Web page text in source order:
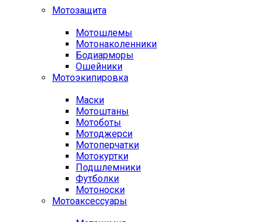
Мотозащита
Мотошлемы
Мотонаколенники
Бодиарморы
Ошейники
Мотоэкипировка
Маски
Мотоштаны
Мотоботы
Мотоджерси
Мотоперчатки
Мотокуртки
Подшлемники
Футболки
Мотоноски
Мотоаксессуары